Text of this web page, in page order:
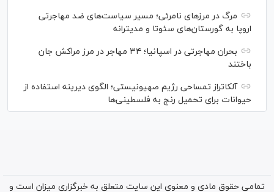
مرگ در مرز‌های نامرئی؛ مسیر سیاست‌های ضد مهاجرتی
اروپا به گورستان‌های سئوتا و مدیترانه
بحران مهاجرتی در اسپانیا؛ ۳۴ مهاجر در مرز مراکش جان
باختند
آلکاتراز تمساحی رژیم صهیونیستی؛ الگوی دیرینه استفاده از
حیوانات برای تحمیل رنج به فلسطینی‌ها
تمامی حقوق مادی و معنوی این سایت متعلق به خبرگزاری میزان است و